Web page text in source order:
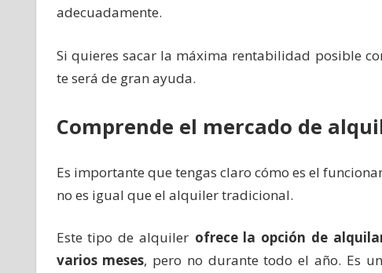
adecuadamente.
Si quieres sacar la máxima rentabilidad posible
te será de gran ayuda.
Comprende el mercado de
Es importante que tengas claro cómo es el
no es igual que el alquiler tradicional.
Este tipo de alquiler ofrece la opción de
varios meses, pero no durante todo el año. Es